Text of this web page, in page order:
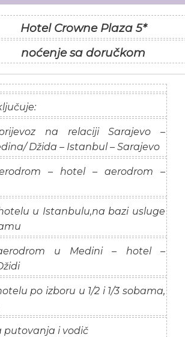
Hotel Crowne Plaza 5*
noćenje sa doručkom
na relaciji Sarajevo –
Džida – Istanbul – Sarajevo
– hotel – aerodrom –
u Istanbulu,na bazi usluge
u Medini – hotel –
po izboru u 1/2 i 1/3 sobama,
putovanja i vodič